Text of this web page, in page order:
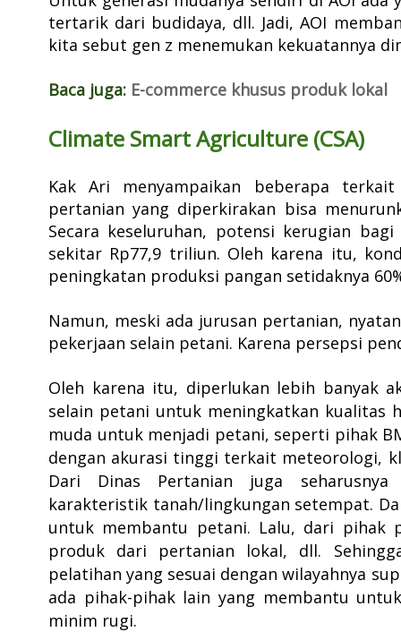
tertarik dari budidaya, dll. Jadi, AOI
kita sebut gen z menemukan kekuatannya
Baca juga: E-commerce khusus produk lokal
Climate Smart Agriculture (CSA)
Kak Ari menyampaikan beberapa
pertanian yang diperkirakan bisa
Secara keseluruhan, potensi kerugian
sekitar Rp77,9 triliun. Oleh karena itu,
peningkatan produksi pangan setidaknya
Namun, meski ada jurusan pertanian,
pekerjaan selain petani. Karena persepsi
Oleh karena itu, diperlukan lebih banyak
selain petani untuk meningkatkan kualitas
muda untuk menjadi petani, seperti pihak
dengan akurasi tinggi terkait meteorologi,
Dari Dinas Pertanian juga
karakteristik tanah/lingkungan setempat.
untuk membantu petani. Lalu, dari pihak
produk dari pertanian lokal, dll.
pelatihan yang sesuai dengan wilayahnya
ada pihak-pihak lain yang membantu
minim rugi.